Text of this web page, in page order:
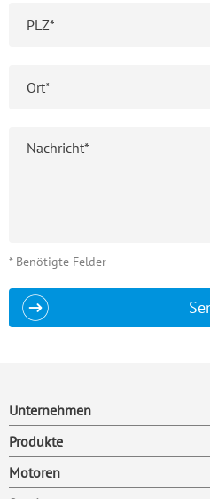
* Benötigte Felder
Unternehmen
Produkte
Motoren